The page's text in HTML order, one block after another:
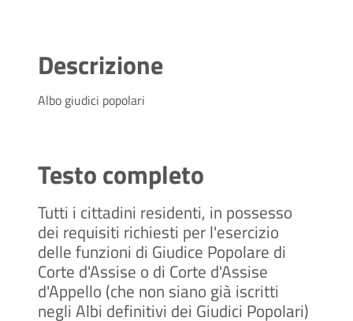
Descrizione
Albo giudici popolari
Testo completo
Tutti i cittadini residenti, in possesso
dei requisiti richiesti per l'esercizio
delle funzioni di Giudice Popolare di
Corte d'Assise o di Corte d'Assise
d'Appello (che non siano già iscritti
negli Albi definitivi dei Giudici Popolari)